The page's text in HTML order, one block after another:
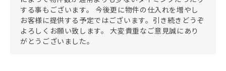
する事もございます。 今後更に物件の仕入れを増やし
お客様に提供する予定ではございます。引き続きどうぞ
よろしくお願い致します。 大変貴重なご意見誠にあり
がとうございました。